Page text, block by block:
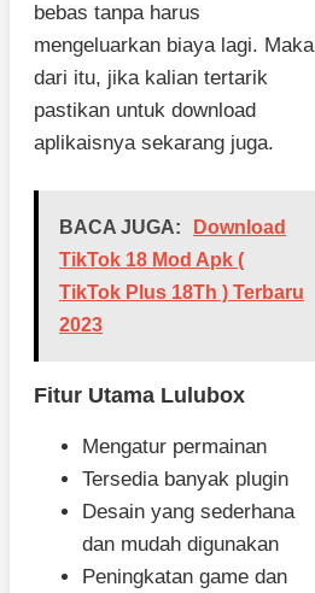
bebas tanpa harus
mengeluarkan biaya lagi. Maka
dari itu, jika kalian tertarik
pastikan untuk download
aplikaisnya sekarang juga.
BACA JUGA:
Download
TikTok 18 Mod Apk (
TikTok Plus 18Th ) Terbaru
2023
Fitur Utama Lulubox
Mengatur permainan
Tersedia banyak plugin
Desain yang sederhana
dan mudah digunakan
Peningkatan game dan